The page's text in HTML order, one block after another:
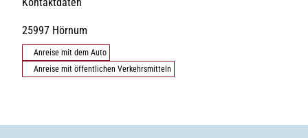
Kontaktdaten
25997 Hörnum
Anreise mit dem Auto
Anreise mit öffentlichen Verkehrsmitteln